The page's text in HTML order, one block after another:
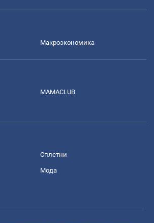
Mакроэкономика
MAMACLUB
Сплетни
Мода